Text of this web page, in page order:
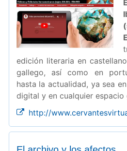
edición literaria en
gallego, así como en
hasta la actualidad, ya sea
digital y en cualquier
http://